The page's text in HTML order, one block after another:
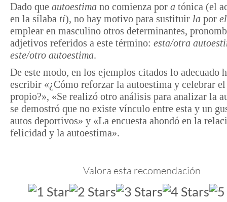
Dado que autoestima no comienza por a tónica (el
en la sílaba ti), no hay motivo para sustituir la por el
emplear en masculino otros determinantes,
adjetivos referidos a este término: esta/otra
este/otro autoestima.
De este modo, en los ejemplos citados lo adecuado
escribir «¿Cómo reforzar la autoestima y celebrar
propio?», «Se realizó otro análisis para analizar la
se demostró que no existe vínculo entre esta y un
autos deportivos» y «La encuesta ahondó en la
felicidad y la autoestima».
Valora esta recomendación